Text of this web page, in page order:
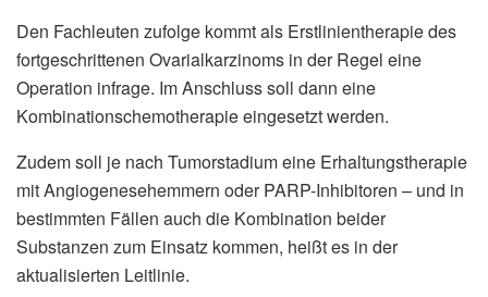
Den Fachleuten zufolge kommt als Erstlinientherapie des
fortgeschrittenen Ovarialkarzinoms in der Regel eine
Operation infrage. Im Anschluss soll dann eine
Kombinationschemotherapie eingesetzt werden.
Zudem soll je nach Tumorstadium eine Erhaltungstherapie
mit Angiogenesehemmern oder PARP-Inhibitoren – und in
bestimmten Fällen auch die Kombination beider
Substanzen zum Einsatz kommen, heißt es in der
aktualisierten Leitlinie.